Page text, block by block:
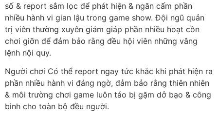
số & report sắm lọc để phát hiện & ngăn cấm phần
nhiều hành vi gian lậu trong game show. Đội ngũ quản
trị viên thường xuyên giám giáp phần nhiều hoạt cồn
chơi giỡn để đảm bảo rằng đều hội viên những vâng
lệnh nội quy.
Người chơi Có thể report ngay tức khắc khi phát hiện ra
phần nhiều hành vi đáng ngờ, đảm bảo rằng thiên nhiên
& môi trường chơi game luôn táo bị gặm dở bạo & công
bình cho toàn bộ đều người.